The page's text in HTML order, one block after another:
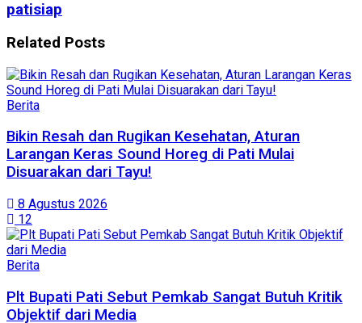
patisiap
Related Posts
Berita
Bikin Resah dan Rugikan Kesehatan, Aturan
Larangan Keras Sound Horeg di Pati Mulai
Disuarakan dari Tayu!
8 Agustus 2026
12
Berita
Plt Bupati Pati Sebut Pemkab Sangat Butuh Kritik
Objektif dari Media